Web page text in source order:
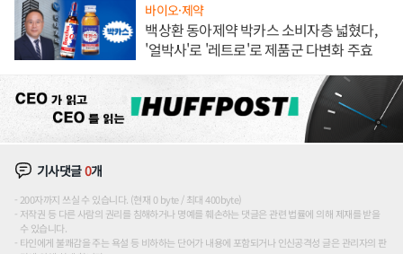
바이오·제약
백상환 동아제약 박카스 소비자층 넓혔다,
'얼박사'로 '레트로'로 제품군 다변화 주효
기사댓글0개
200자까지 쓰실 수 있습니다. (현재 0 byte / 최대 400byte)
저작권 등 다른 사람의 권리를 침해하거나 명예를 훼손하는 댓글은 관련 법률에 의해 제재를 받을
수 있습니다.
타인에게 불쾌감을 주는 욕설 등 비하하는 단어가 내용에 포함되거나 인신공격성 글은 관리자의 판